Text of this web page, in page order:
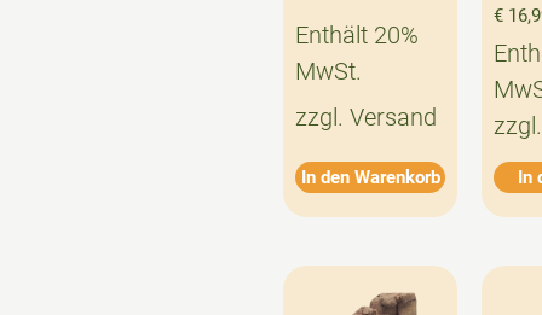
Enthält 20%
MwSt.
zzgl. Versand
In den Warenkorb
€
In